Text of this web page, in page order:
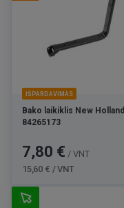
IŠPARDAVIMAS
Bako laikiklis New Holland
84265173
Kaina
7,80 € / VNT
15,60 € / VNT